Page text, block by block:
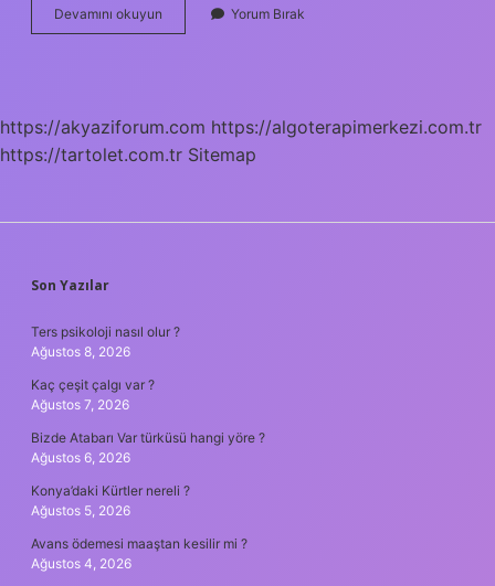
Devamını okuyun
Pişince
Yorum Bırak
https://akyaziforum.com https://algoterapimerkezi.com.tr
https://tartolet.com.tr Sitemap
SIDEBAR
Son Yazılar
Ters psikoloji nasıl olur ?
Ağustos 8, 2026
Kaç çeşit çalgı var ?
Ağustos 7, 2026
Bizde Atabarı Var türküsü hangi yöre ?
Ağustos 6, 2026
Konya’daki Kürtler nereli ?
Ağustos 5, 2026
Avans ödemesi maaştan kesilir mi ?
Ağustos 4, 2026